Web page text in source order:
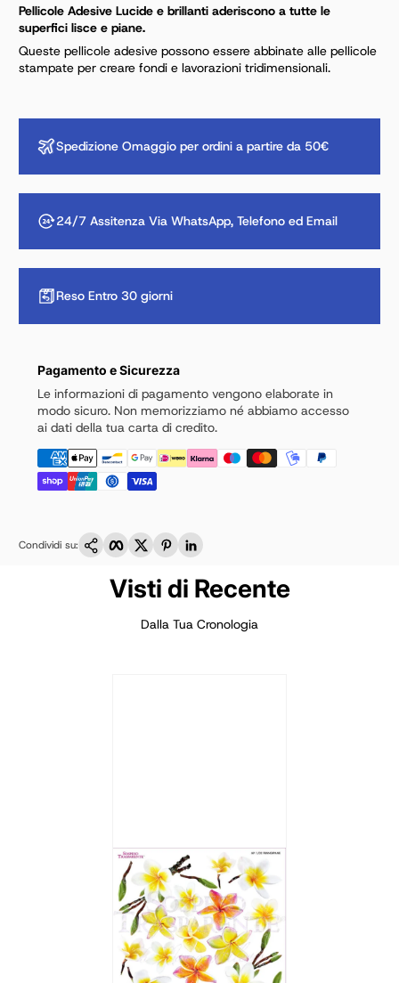
Pellicole Adesive Lucide e brillanti aderiscono a tutte le
superfici lisce e piane.
Queste pellicole adesive possono essere abbinate alle pellicole
stampate per creare fondi e lavorazioni tridimensionali.
Spedizione Omaggio per ordini a partire da 50€
24/7 Assitenza Via WhatsApp, Telefono ed Email
Reso Entro 30 giorni
Pagamento e Sicurezza
Le informazioni di pagamento vengono elaborate in
modo sicuro. Non memorizziamo né abbiamo accesso
ai dati della tua carta di credito.
Condividi su:
Copia linkFacebook
TwitterPinterestLinkedIn
Visti di Recente
Dalla Tua Cronologia